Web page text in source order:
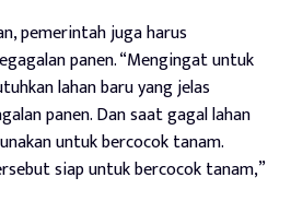
pemerintah juga harus
panen. “Mengingat untuk
lahan baru yang jelas
panen. Dan saat gagal lahan
untuk bercocok tanam.
siap untuk bercocok tanam,”